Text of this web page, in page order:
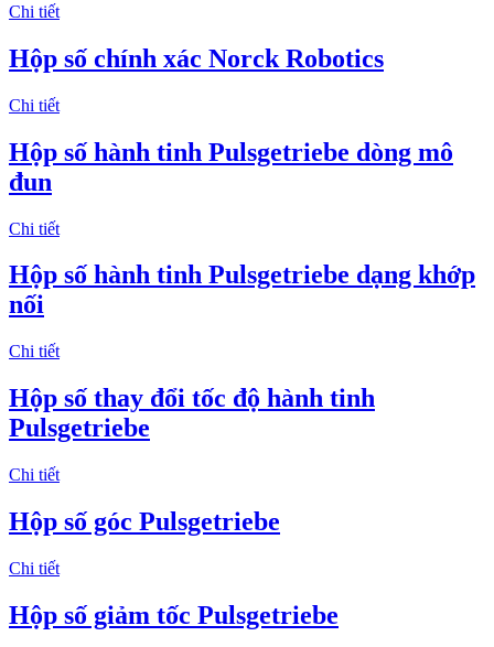
Chi tiết
Hộp số chính xác Norck Robotics
Chi tiết
Hộp số hành tinh Pulsgetriebe dòng mô
đun
Chi tiết
Hộp số hành tinh Pulsgetriebe dạng khớp
nối
Chi tiết
Hộp số thay đổi tốc độ hành tinh
Pulsgetriebe
Chi tiết
Hộp số góc Pulsgetriebe
Chi tiết
Hộp số giảm tốc Pulsgetriebe